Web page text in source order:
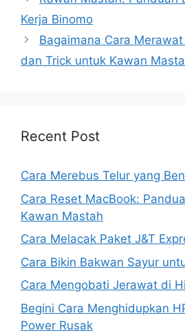
Kerja Binomo
Bagaimana Cara
dan Trick untuk Kawan
Recent Post
Cara Merebus Telur yang
Cara Reset MacBook:
Kawan Mastah
Cara Melacak Paket J&T
Cara Bikin Bakwan Sayur
Cara Mengobati Jerawat di
Begini Cara Menghidupkan
Power Rusak